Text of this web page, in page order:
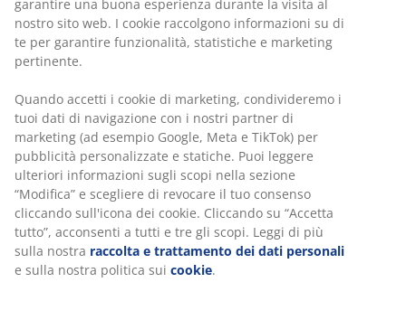
garantire una buona esperienza durante la visita al
nostro sito web. I cookie raccolgono informazioni su di
te per garantire funzionalità, statistiche e marketing
pertinente.
Quando accetti i cookie di marketing, condivideremo i
tuoi dati di navigazione con i nostri partner di
marketing (ad esempio Google, Meta e TikTok) per
pubblicità personalizzate e statiche. Puoi leggere
ulteriori informazioni sugli scopi nella sezione
“Modifica” e scegliere di revocare il tuo consenso
cliccando sull'icona dei cookie. Cliccando su “Accetta
tutto”, acconsenti a tutti e tre gli scopi. Leggi di più
sulla nostra raccolta e trattamento dei dati personali
e sulla nostra politica sui cookie.